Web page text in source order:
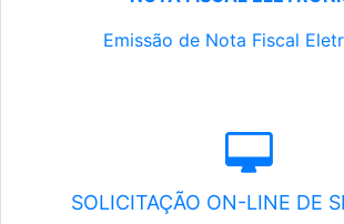
Emissão de Nota Fiscal
SOLICITAÇÃO ON-LINE DE